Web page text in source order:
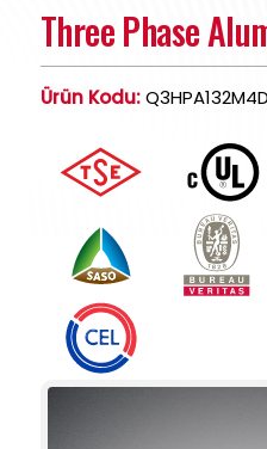
Three Phase
Ürün Kodu: